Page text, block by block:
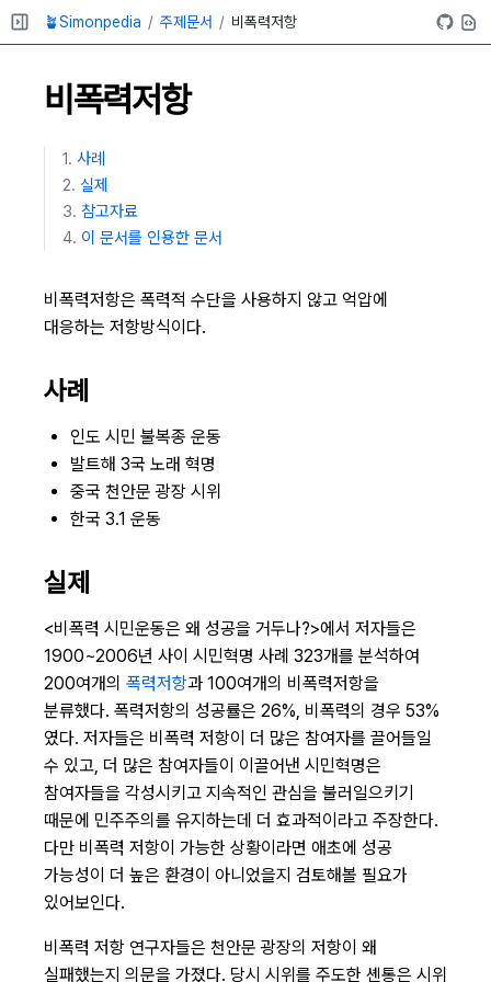
🪴Simonpedia 주제문서 비폭력저항
비폭력저항
사례
실제
참고자료
이 문서를 인용한 문서
비폭력저항은 폭력적 수단을 사용하지 않고 억압에
대응하는 저항방식이다.
사례
인도 시민 불복종 운동
발트해 3국 노래 혁명
중국 천안문 광장 시위
한국 3.1 운동
실제
<비폭력 시민운동은 왜 성공을 거두나?>에서 저자들은
1900~2006년 사이 시민혁명 사례 323개를 분석하여
200여개의 폭력저항과 100여개의 비폭력저항을
분류했다. 폭력저항의 성공률은 26%, 비폭력의 경우 53%
였다. 저자들은 비폭력 저항이 더 많은 참여자를 끌어들일
수 있고, 더 많은 참여자들이 이끌어낸 시민혁명은
참여자들을 각성시키고 지속적인 관심을 불러일으키기
때문에 민주주의를 유지하는데 더 효과적이라고 주장한다.
다만 비폭력 저항이 가능한 상황이라면 애초에 성공
가능성이 더 높은 환경이 아니었을지 검토해볼 필요가
있어보인다.
비폭력 저항 연구자들은 천안문 광장의 저항이 왜
실패했는지 의문을 가졌다. 당시 시위를 주도한 셴통은 시위